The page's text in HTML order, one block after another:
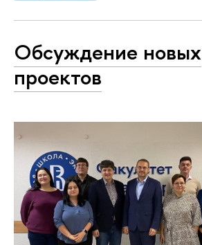
Обсуждение новых
проектов